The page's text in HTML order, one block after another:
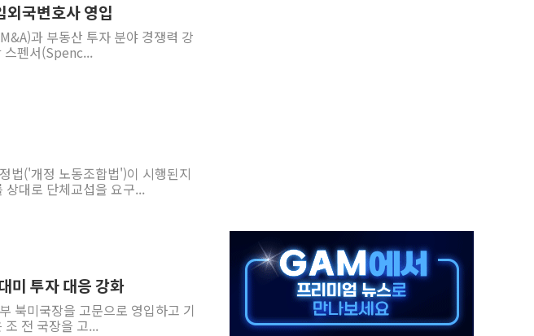
에쓰씨엔지니어링, 큐니티와 반도체 EPC 추가 수주
애드포러스, 30억원 규모 자사주 취득
한병도 "국민의힘, 말로만 주택 공급…도시정비법·주택법 등 처리 협조하라"
금투협, ChatGPT로 투자 웹리포트 만든다…AI 금융데이터 분석 과정 개설
우리자산운용, MMF 순자산 30조 돌파…증시 급락에 업계 1위
李대통령, 장성 진급 신고식 "내란으로 훼손된 軍 신뢰 회복해야"
TBH글로벌, 상반기 매출 1006억원…전년비 13.9% 증가
AI 메모리 향한 뜨거운 관심…SK하이닉스, FMS서 '풀스택' 기술력 과시
국변호사 영입
과 부동산 투자 분야 경쟁력 강
스펜서(Spenc...
법('개정 노동조합법')이 시행된지
대로 단체교섭을 요구...
미 투자 대응 강화
북미국장을 고문으로 영입하고 기
조 전 국장을 고...